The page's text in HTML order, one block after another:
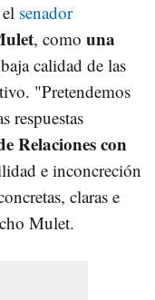
senador
, como una
calidad de las
"Pretendemos
respuestas
Relaciones con
e inconcreción
claras e
Mulet.